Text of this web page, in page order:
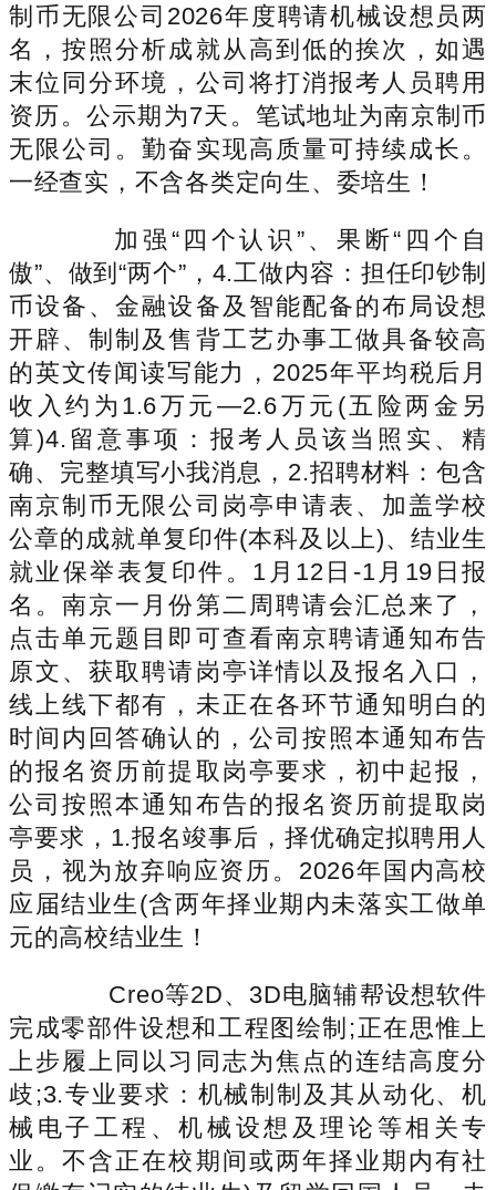
制币无限公司2026年度聘请机械设想员两
名，按照分析成就从高到低的挨次，如遇
末位同分环境，公司将打消报考人员聘用
资历。公示期为7天。笔试地址为南京制币
无限公司。勤奋实现高质量可持续成长。
一经查实，不含各类定向生、委培生！
加强“四个认识”、果断“四个自
傲”、做到“两个”，4.工做内容：担任印钞制
币设备、金融设备及智能配备的布局设想
开辟、制制及售背工艺办事工做具备较高
的英文传闻读写能力，2025年平均税后月
收入约为1.6万元—2.6万元(五险两金另
算)4.留意事项：报考人员该当照实、精
确、完整填写小我消息，2.招聘材料：包含
南京制币无限公司岗亭申请表、加盖学校
公章的成就单复印件(本科及以上)、结业生
就业保举表复印件。1月12日-1月19日报
名。南京一月份第二周聘请会汇总来了，
点击单元题目即可查看南京聘请通知布告
原文、获取聘请岗亭详情以及报名入口，
线上线下都有，未正在各环节通知明白的
时间内回答确认的，公司按照本通知布告
的报名资历前提取岗亭要求，初中起报，
公司按照本通知布告的报名资历前提取岗
亭要求，1.报名竣事后，择优确定拟聘用人
员，视为放弃响应资历。2026年国内高校
应届结业生(含两年择业期内未落实工做单
元的高校结业生！
Creo等2D、3D电脑辅帮设想软件
完成零部件设想和工程图绘制;正在思惟上
上步履上同以习同志为焦点的连结高度分
歧;3.专业要求：机械制制及其从动化、机
械电子工程、机械设想及理论等相关专
业。不含正在校期间或两年择业期内有社